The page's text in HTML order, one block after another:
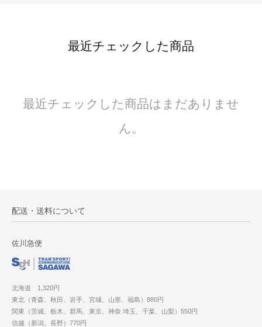
最近チェックした商品
最近チェックした商品はまだありませ
ん。
配送・送料について
佐川急便
北海道 1,320円
東北（青森、秋田、岩手、宮城、山形、福島）880円
関東（茨城、栃木、群馬、東京、神奈 埼玉、千葉、山梨）550円
信越（新潟、長野）770円